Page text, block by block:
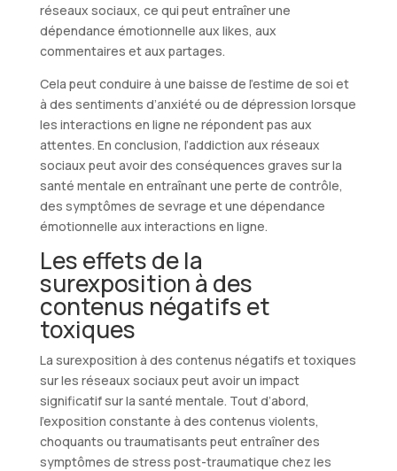
réseaux sociaux, ce qui peut entraîner une
dépendance émotionnelle aux likes, aux
commentaires et aux partages.
Cela peut conduire à une baisse de l’estime de soi et
à des sentiments d’anxiété ou de dépression lorsque
les interactions en ligne ne répondent pas aux
attentes. En conclusion, l’addiction aux réseaux
sociaux peut avoir des conséquences graves sur la
santé mentale en entraînant une perte de contrôle,
des symptômes de sevrage et une dépendance
émotionnelle aux interactions en ligne.
Les effets de la
surexposition à des
contenus négatifs et
toxiques
La surexposition à des contenus négatifs et toxiques
sur les réseaux sociaux peut avoir un impact
significatif sur la santé mentale. Tout d’abord,
l’exposition constante à des contenus violents,
choquants ou traumatisants peut entraîner des
symptômes de stress post-traumatique chez les